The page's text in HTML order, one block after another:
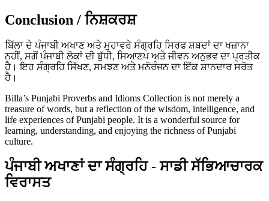
Conclusion / ਨਿਸ਼ਕਰਸ਼
ਬਿੱਲਾ ਦੇ ਪੰਜਾਬੀ ਅਖਾਣ ਅਤੇ ਮੁਹਾਵਰੇ ਸੰਗ੍ਰਹਿ ਸਿਰਫ ਸ਼ਬਦਾਂ ਦਾ ਖਜ਼ਾਨਾ
ਨਹੀਂ, ਸਗੋਂ ਪੰਜਾਬੀ ਲੋਕਾਂ ਦੀ ਬੁੱਧੀ, ਸਿਆਣਪ ਅਤੇ ਜੀਵਨ ਅਨੁਭਵ ਦਾ ਪ੍ਰਤੀਕ
ਹੈ। ਇਹ ਸੰਗ੍ਰਹਿ ਸਿੱਖਣ, ਸਮਝਣ ਅਤੇ ਮਨੋਰੰਜਨ ਦਾ ਇੱਕ ਸ਼ਾਨਦਾਰ ਸਰੋਤ
ਹੈ।
Billa’s Punjabi Proverbs and Idioms Collection is not merely a
treasure of words, but a reflection of the wisdom, intelligence, and
life experiences of Punjabi people. It is a wonderful source for
learning, understanding, and enjoying the richness of Punjabi
culture.
ਪੰਜਾਬੀ ਅਖਾਣਾਂ ਦਾ ਸੰਗ੍ਰਹਿ - ਸਾਡੀ ਸੱਭਿਆਚਾਰਕ
ਵਿਰਾਸਤ